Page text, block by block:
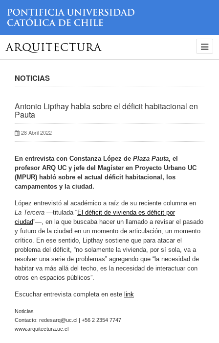
ARQUITECTURA
NOTICIAS
Antonio Lipthay habla sobre el déficit habitacional en
Pauta
28 Abril 2022
En entrevista con Constanza López de Plaza Pauta, el
profesor ARQ UC y jefe del Magíster en Proyecto Urbano UC
(MPUR) habló sobre el actual déficit habitacional, los
campamentos y la ciudad.
López entrevistó al académico a raíz de su reciente columna en
La Tercera —titulada “El déficit de vivienda es déficit por
ciudad”—, en la que buscaba hacer un llamado a revisar el pasado
y futuro de la ciudad en un momento de articulación, un momento
crítico. En ese sentido, Lipthay sostiene que para atacar el
problema del déficit, “no solamente la vivienda, por sí sola, va a
resolver una serie de problemas” agregando que “la necesidad de
habitar va más allá del techo, es la necesidad de interactuar con
otros en espacios públicos”.
Escuchar entrevista completa en este link
Noticias
Contacto: redesarq@uc.cl | +56 2 2354 7747
www.arquitectura.uc.cl